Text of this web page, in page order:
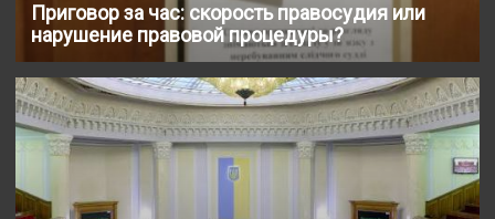
Приговор за час: скорость правосудия или
нарушение правовой процедуры?